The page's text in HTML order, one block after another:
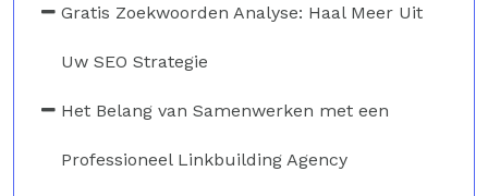
Gratis Zoekwoorden Analyse: Haal Meer Uit
Uw SEO Strategie
Het Belang van Samenwerken met een
Professioneel Linkbuilding Agency